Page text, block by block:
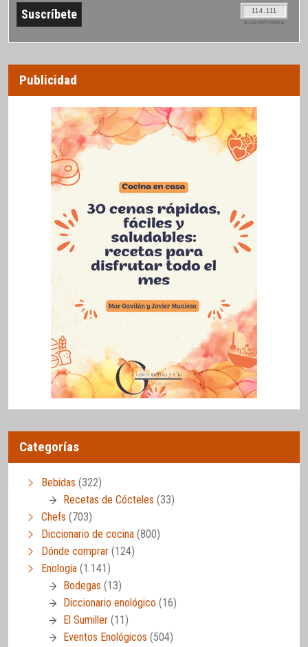
114.111
SUSCRIPTORES
Publicidad
Categorías
Bebidas (322)
Recetas de Cócteles (33)
Chefs (703)
Diccionario de cocina (800)
Dónde comprar (124)
Enología (1.141)
Bodegas (13)
Diccionario enológico (16)
El Sumiller (11)
Eventos Enológicos (504)